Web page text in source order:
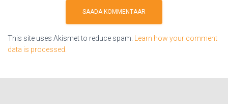
This site uses Akismet to reduce spam.
Learn how your comment
data is processed.